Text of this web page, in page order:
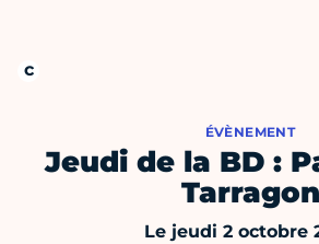
ÉVÈNEMENT
Jeudi de la BD :
Tarragon
Le jeudi 2 octobre